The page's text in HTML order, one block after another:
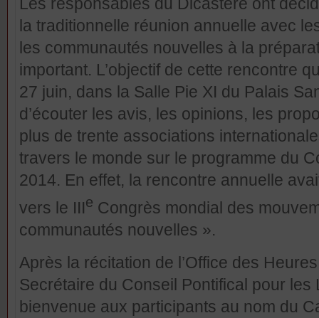
la traditionnelle réunion annuelle avec
les communautés nouvelles à la
important. L’objectif de cette rencontre
27 juin, dans la Salle Pie XI du Palais
d’écouter les avis, les opinions, les
plus de trente associations
travers le monde sur le programme du
2014. En effet, la rencontre annuelle
vers le IIIe Congrès mondial des
communautés nouvelles ».
Après la récitation de l’Office des
Secrétaire du Conseil Pontifical pour
bienvenue aux participants au nom du